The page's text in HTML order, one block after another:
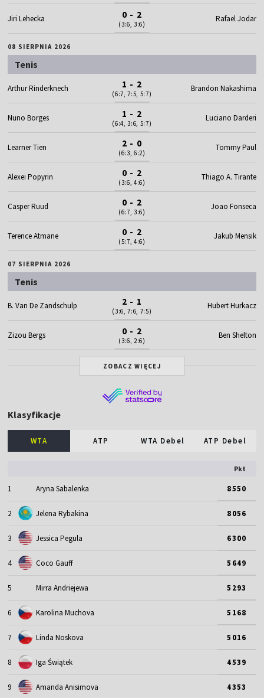
Jiri Lehecka 0 - 2
(3:6, 3:6)
Rafael Jodar
08 SIERPNIA 2026
Tenis
Arthur Rinderknech 1 - 2
(6:7, 7:5, 5:7)
Brandon Nakashima
Nuno Borges 1 - 2
(6:4, 3:6, 5:7)
Luciano Darderi
Learner Tien 2 - 0
(6:3, 6:2)
Tommy Paul
Alexei Popyrin 0 - 2
(3:6, 4:6)
Thiago A. Tirante
Casper Ruud 0 - 2
(6:7, 3:6)
Joao Fonseca
Terence Atmane 0 - 2
(5:7, 4:6)
Jakub Mensik
07 SIERPNIA 2026
Tenis
B. Van De Zandschulp 2 - 1
(3:6, 7:6, 7:5)
Hubert Hurkacz
Zizou Bergs 0 - 2
(3:6, 2:6)
Ben Shelton
ZOBACZ WIĘCEJ
Klasyfikacje
WTA ATP WTA Debel ATP Debel
Pkt
1 Aryna Sabalenka 8550
2 Jelena Rybakina 8056
3 Jessica Pegula 6300
4 Coco Gauff 5649
5 Mirra Andriejewa 5293
6 Karolina Muchova 5168
7 Linda Noskova 5016
8 Iga Świątek 4539
9 Amanda Anisimova 4353